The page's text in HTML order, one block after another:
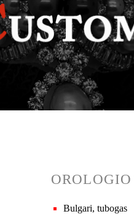
Bulgari, tubogas